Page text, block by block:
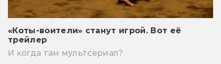
«Коты-воители» станут игрой. Вот её
трейлер
И когда там мультсериал?